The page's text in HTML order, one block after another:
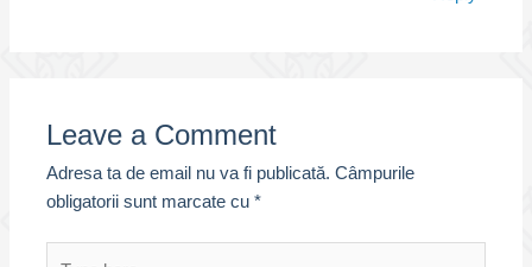
Leave a Comment
Adresa ta de email nu va fi publicată. Câmpurile
obligatorii sunt marcate cu*